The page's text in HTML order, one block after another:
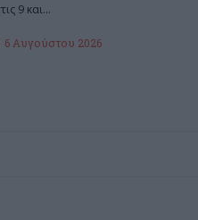
9 και…
6 Αυγούστου 2026